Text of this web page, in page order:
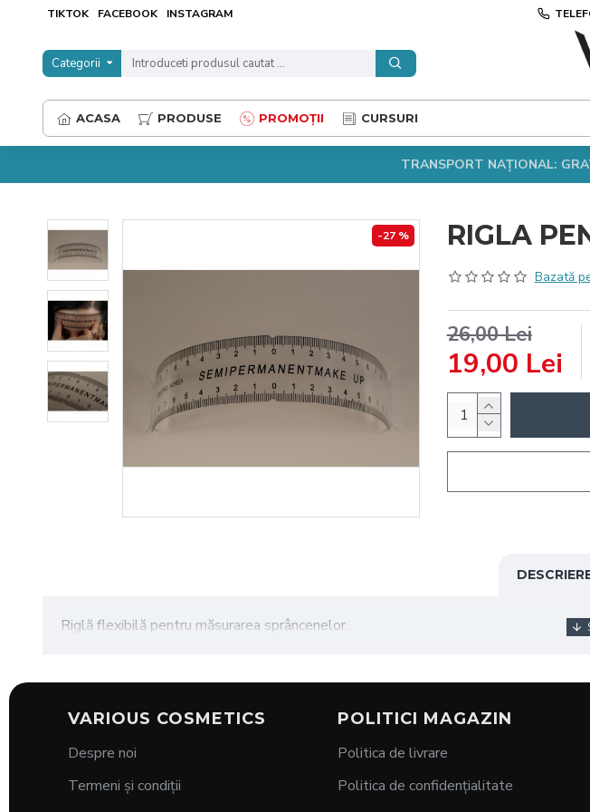
TIKTOK FACEBOOK INSTAGRAM
Categorii
ACASA PRODUSE PROMOȚII CURSURI
TRANSPORT NAȚIONAL:
-27 % RIGLA
Bazată
19,00 Lei
26,00 Lei
Riglă flexibilă pentru măsurarea sprâncenelor.
VARIOUS COSMETICS
Despre noi
Termeni și condiții
POLITICI MAGAZIN
Politica de livrare
Politica de confidențialitate